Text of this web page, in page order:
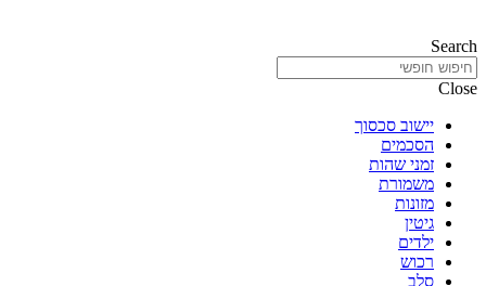
Search
Close
יישוב סכסוך
הסכמים
זמני שהות
משמורת
מזונות
גיטין
ילדים
רכוש
סלב